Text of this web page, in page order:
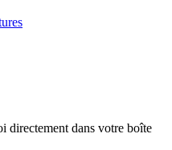
directement dans votre boîte